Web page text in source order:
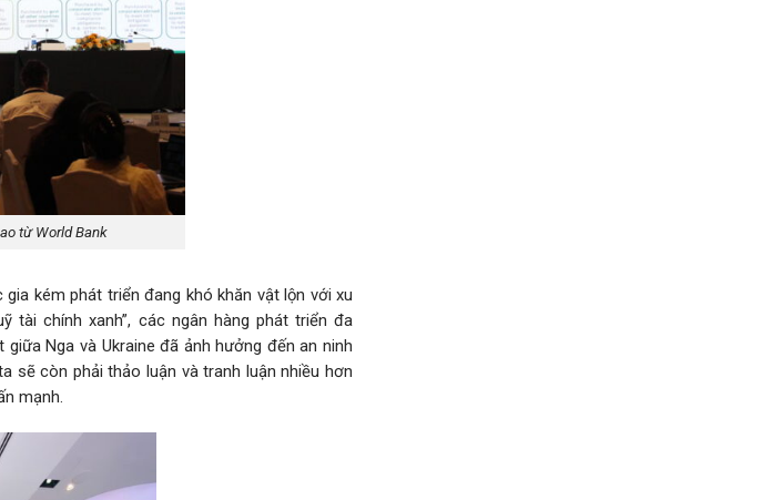
từ World Bank
kém phát triển đang khó khăn vật lộn với xu
tài chính xanh”, các ngân hàng phát triển đa
Nga và Ukraine đã ảnh hưởng đến an ninh
sẽ còn phải thảo luận và tranh luận nhiều hơn
mạnh.